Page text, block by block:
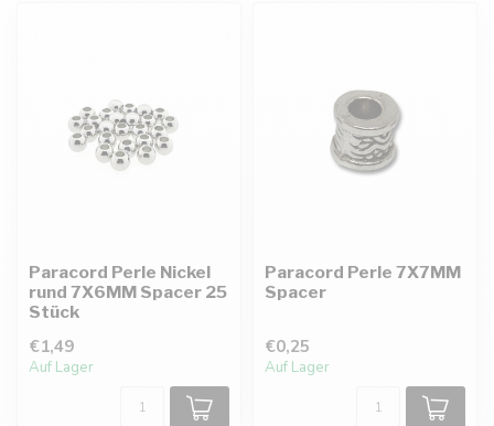
Paracord Perle Nickel
rund 7X6MM Spacer 25
Stück
€1,49
Auf Lager
Paracord Perle 7X7MM
Spacer
€0,25
Auf Lager